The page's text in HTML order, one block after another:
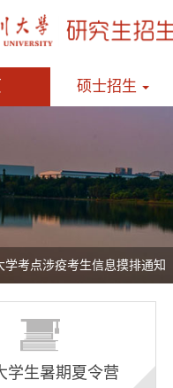
硕士招生
学考点涉疫考生信息摸排通知
学生暑期夏令营